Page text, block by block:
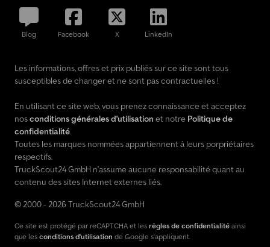
Blog Facebook X LinkedIn
Les informations, offres et prix publiés sur ce site sont tous
susceptibles de changer et ne sont pas contractuelles !
En utilisant ce site web, vous prenez connaissance et acceptez
nosconditions générales d'utilisation et notre Politique de
confidentialité.
Toutes les marques nommées appartiennent à leurs porpriétaires
respectifs.
TruckScout24 GmbH n'assume aucune responsabilité quant au
contenu des sites Internet externes liés.
© 2000 - 2026 TruckScout24 GmbH
Ce site est protégé par reCAPTCHA et les règles de confidentialité ainsi
que les conditions d'utilisation de Google s'appliquent.